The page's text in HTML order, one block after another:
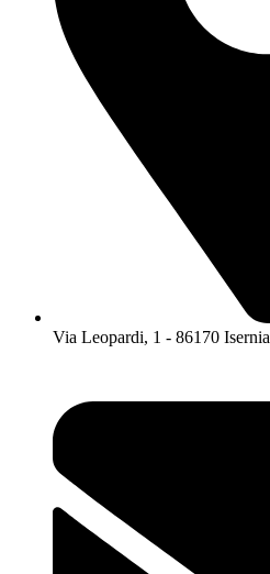
Via Leopardi, 1 - 86170 Isernia